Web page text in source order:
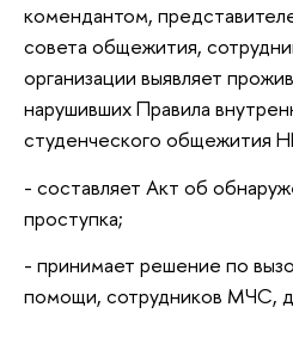
комендантом,
совета общежития,
организации выявляет
нарушивших Правила
студенческого общежития
- составляет Акт об
проступка;
- принимает решение по
помощи, сотрудников МЧС,